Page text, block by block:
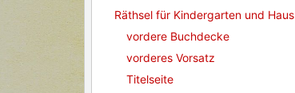
Räthsel für Kindergarten und Haus
vordere Buchdecke
vorderes Vorsatz
Titelseite